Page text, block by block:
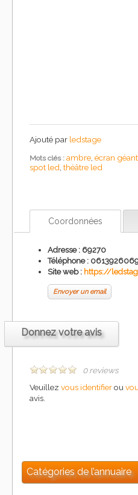
Ajouté par ledstage
Mots clés : ambre, écran géant
spot led, théâtre led
Coordonnées
Adresse : 69270
Téléphone :
Site web : https://
Envoyer un email
Donnez votre avis
0 reviews
Veuillez vous identifierou
avis.
Catégories de l’annuaire